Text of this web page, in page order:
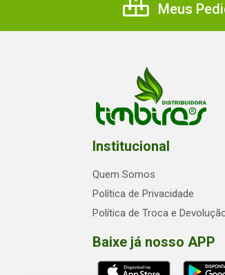
Meus
Institucional
Quem Somos
Política de Privacidade
Política de Troca e
Baixe já nosso APP